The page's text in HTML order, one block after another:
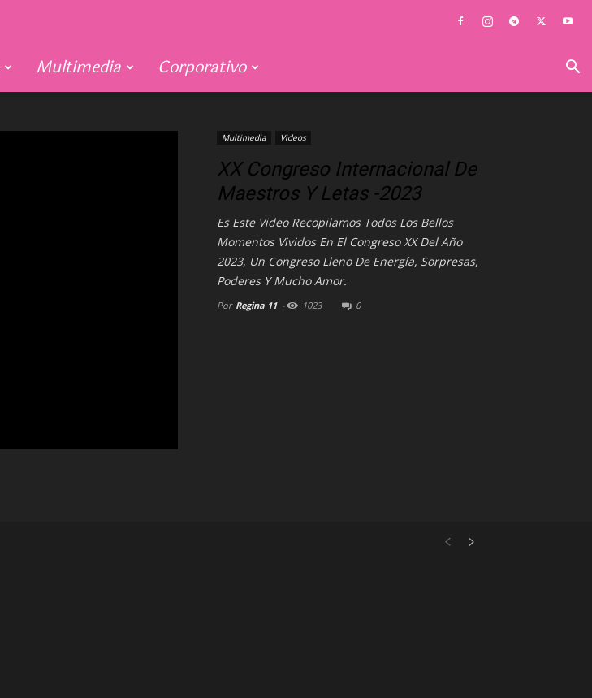
Multimedia Corporativo
Multimedia Videos
XX Congreso Internacional De
Maestros Y Letas -2023
Es Este Video Recopilamos Todos Los Bellos
Momentos Vividos En El Congreso XX Del Año
2023, Un Congreso Lleno De Energía, Sorpresas,
Poderes Y Mucho Amor.
Por Regina 11 - 1023 0